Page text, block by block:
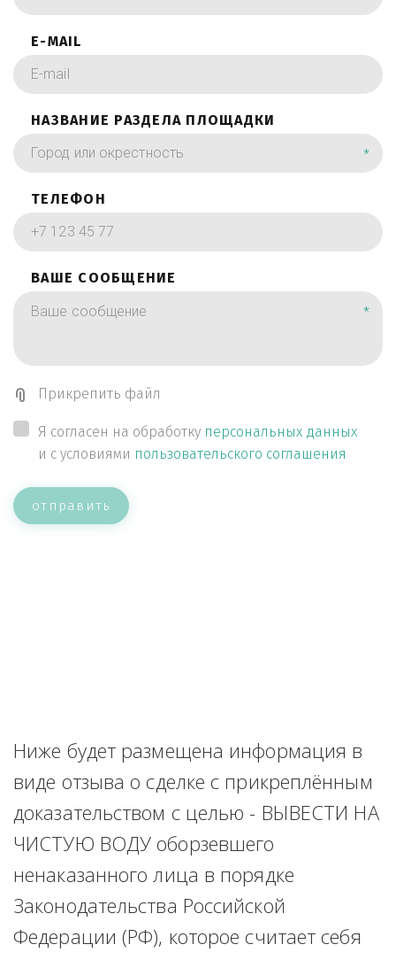
E-MAIL
НАЗВАНИЕ РАЗДЕЛА ПЛОЩАДКИ
*
ТЕЛЕФОН
ВАШЕ СООБЩЕНИЕ
*
Прикрепить файл
Я согласен на обработку персональных данных
и с условиями пользовательского соглашения
отправить
Ниже будет размещена информация в
виде отзыва о сделке с прикреплённым
доказательством с целью - ВЫВЕСТИ НА
ЧИСТУЮ ВОДУ оборзевшего
ненаказанного лица в порядке
Законодательства Российской
Федерации (РФ), которое считает себя